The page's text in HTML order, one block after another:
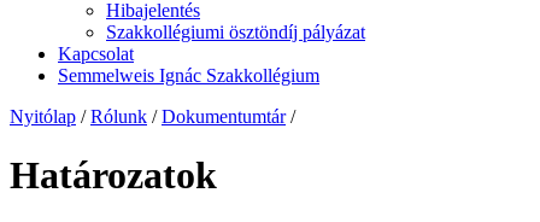
Hibajelentés
Szakkollégiumi ösztöndíj pályázat
Kapcsolat
Semmelweis Ignác Szakkollégium
Nyitólap / Rólunk / Dokumentumtár /
Határozatok